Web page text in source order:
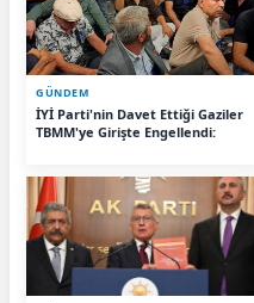
GÜNDEM
İYİ Parti'nin Davet Ettiği Gaziler
TBMM'ye Girişte Engellendi: